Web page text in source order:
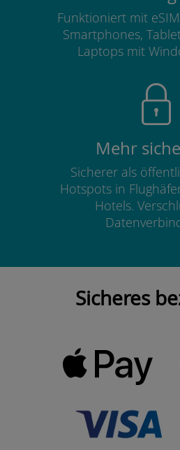
Funktioniert mit
Smartphones,
Laptops mit
Mehr
Sicherer als
Hotspots in
Hotels.
Sicheres